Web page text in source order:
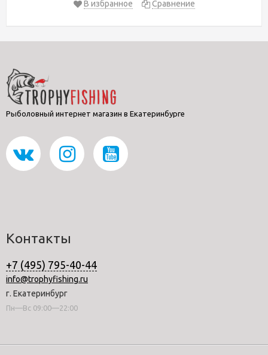
В избранное
Сравнение
Рыболовный интернет магазин в Екатеринбурге
Контакты
+7 (495) 795-40-44
info@trophyfishing.ru
г. Екатеринбург
Пн—Вс 09:00—22:00